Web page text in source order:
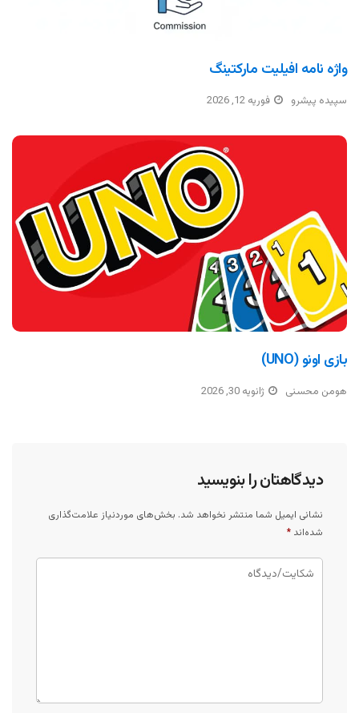
واژه نامه افیلیت مارکتینگ
سپیده پیشرو فوریه 12, 2026
بازی اونو (UNO)
هومن محسنی ژانویه 30, 2026
دیدگاهتان را بنویسید
نشانی ایمیل شما منتشر نخواهد شد. بخش‌های موردنیاز علامت‌گذاری
شده‌اند *